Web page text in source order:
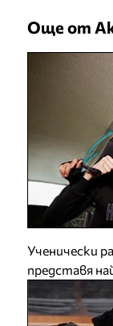
Още от
Ученически
представя